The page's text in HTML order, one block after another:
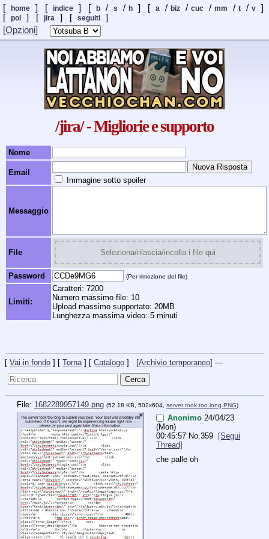
[ home ] [ indice ] [ b / s / h ] [ a / biz / cuc / mm / t / v
]
[
pol ] [ jira ] [ seguiti
]
[Opzioni]
/jira/ - Migliorie e supporto
Nome
Email
Immagine sotto spoiler
Messaggio
File Seleziona/rilascia/incolla i file qui
Password (Per rimozione del file)
Limiti:
Caratteri: 7200
Numero massimo file: 10
Upload massimo supportato: 20MB
Lunghezza massima video: 5 minuti
[ Vai in fondo ] [ Torna ] [ Catalogo ] [Archivio temporaneo] —
File: 1682289957149.png (52.18 KB, 502x604, server took too long.PNG)
Anonimo 24/04/23
(Mon)
00:45:57 No. 359 [Segui
Thread]
che palle oh